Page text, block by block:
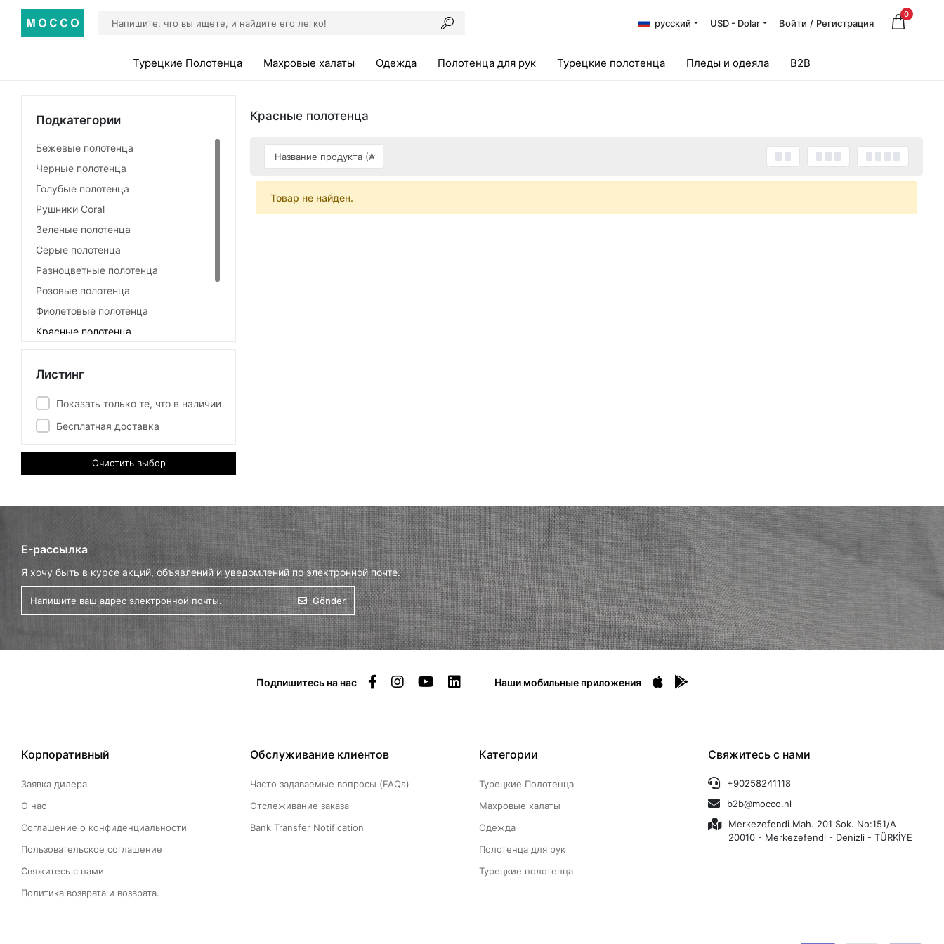
русский USD - Dolar Войти / Регистрация
0
Турецкие Полотенца Махровые халаты Одежда Полотенца для рук Турецкие полотенца Пледы и одеяла B2B
Подкатегории
Бежевые полотенца
Черные полотенца
Голубые полотенца
Рушники Coral
Зеленые полотенца
Серые полотенца
Разноцветные полотенца
Розовые полотенца
Фиолетовые полотенца
Красные полотенца
Белые полотенца мультицветные
Листинг
Показать только те, что в наличии
Бесплатная доставка
Очистить выбор
Красные полотенца
Товар не найден.
E-рассылка
Я хочу быть в курсе акций, объявлений и уведомлений по электронной почте.
Gönder
Подпишитесь на нас Наши мобильные приложения
Корпоративный
Заявка дилера
О нас
Соглашение о конфиденциальности
Пользовательское соглашение
Свяжитесь с нами
Политика возврата и возврата.
Обслуживание клиентов
Часто задаваемые вопросы (FAQs)
Отслеживание заказа
Bank Transfer Notification
Категории
Турецкие Полотенца
Махровые халаты
Одежда
Полотенца для рук
Турецкие полотенца
Свяжитесь с нами
+90258241118
b2b@mocco.nl
Merkezefendi Mah. 201 Sok. No:151/A
20010 - Merkezefendi - Denizli - TÜRKİYE